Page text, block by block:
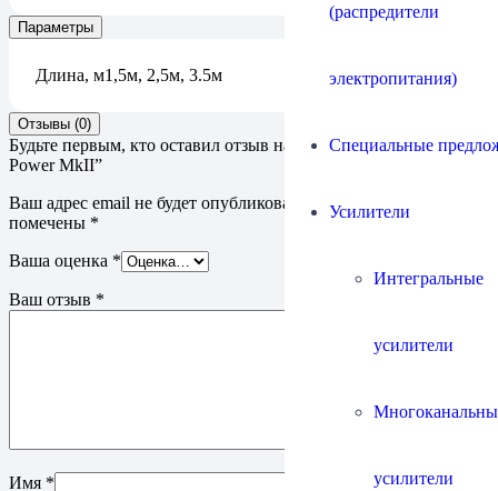
(распредители
электропитания)
Специальные
Усилители
Интегральные
усилители
усилители
Параметры
Длина, м1,5м, 2,5м, 3.5м
Отзывы (0)
Будьте первым, кто оставил отзыв на “Кабель Ricable Magnus
Power MkII”
Ваш адрес email не будет опубликован.
Обязательные поля
помечены *
Ваша оценка *
Ваш отзыв *
Имя *